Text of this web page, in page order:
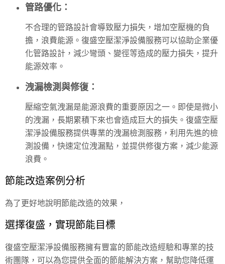
管路優化：
不合理的管路設計會導致壓力損失，增加空壓機的負
擔，浪費能源。復盛空壓潔淨設備服務可以協助企業優
化管路設計，減少彎頭、變徑等造成的壓力損失，提升
能源效率。
洩漏檢測與修復：
壓縮空氣洩漏是能源浪費的重要原因之一。即使是微小
的洩漏，長期累積下來也會造成巨大的損失。復盛空壓
潔淨設備服務提供專業的洩漏檢測服務，利用先進的檢
測設備，快速定位洩漏點，並提供修復方案，減少能源
浪費。
節能改造案例分析
為了更好地說明節能改造的效果，
選擇復盛，實現節能目標
復盛空壓潔淨設備服務擁有豐富的節能改造經驗和專業的技
術團隊，可以為您提供全面的節能解決方案，幫助您降低運